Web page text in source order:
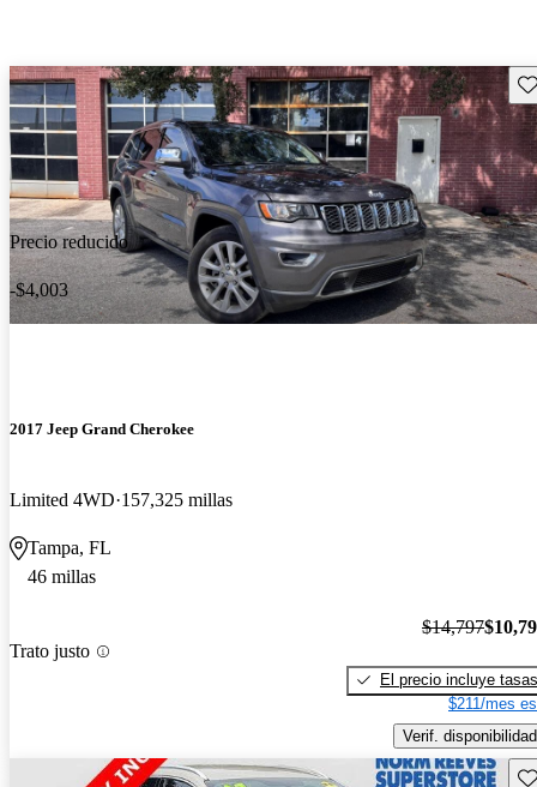
Precio reducido
-$4,003
2017 Jeep Grand Cherokee
Limited 4WD 157,325 millas
Tampa, FL
46 millas
Trato justo
$14,797
El precio incluye tasas
$211/mes
Verif. disponibilidad